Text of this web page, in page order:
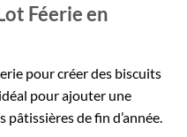
Féerie en
pour créer des biscuits
pour ajouter une
de fin d’année.